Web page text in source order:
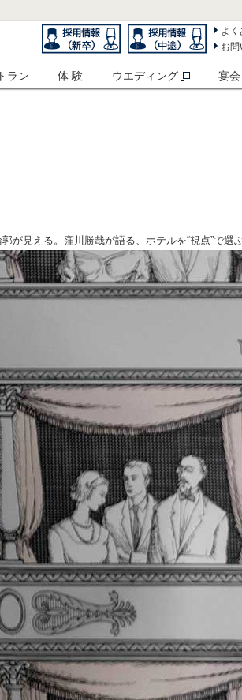
よく
お
ラン 体 験 ウエディング 宴
が見える。窪川勝哉が語る、ホテルを“視点”で選